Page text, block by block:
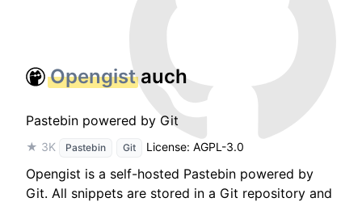
Opengistauch
Pastebin powered by Git
★ 3K Pastebin Git License: AGPL-3.0
Opengist is a self-hosted Pastebin powered by
Git. All snippets are stored in a Git repository and